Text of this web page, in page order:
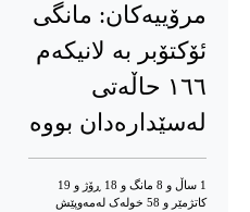
مرۆییەکان: مانگی
ئۆکتۆبر بە لانیکەم
١٦٦ حاڵەتی
لەسێدارەدان بووە
1 ساڵ و 8 مانگ و 18 ڕۆژ و 19
کاتژمێر و 58 خوله‌ک له‌مه‌وپێش‌